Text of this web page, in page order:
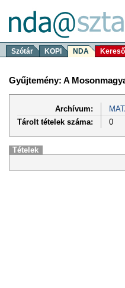
Szótár KOPI NDA Kereső
Gyűjtemény: A
Archívum:
Tárolt tételek száma:
0
Tételek